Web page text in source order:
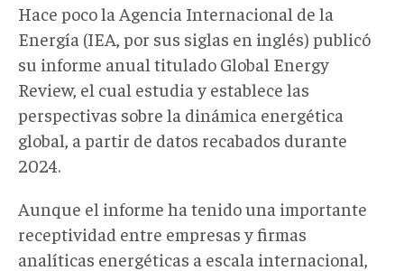
Hace poco la Agencia Internacional de la
Energía (IEA, por sus siglas en inglés) publicó
su informe anual titulado Global Energy
Review, el cual estudia y establece las
perspectivas sobre la dinámica energética
global, a partir de datos recabados durante
2024.
Aunque el informe ha tenido una importante
receptividad entre empresas y firmas
analíticas energéticas a escala internacional,